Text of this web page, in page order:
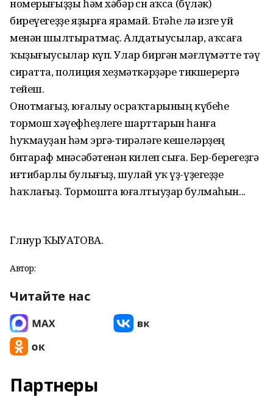
номерығыҙҙы һәм хәбәр өсөн аҡса (бүләк)
биреүегеҙҙе яҙырға ярамай. Бөтәһе лә изге уй
менән шылтыратмаҫ. Алдатыусылар, аҡсаға
ҡыҙығыусылар күп. Улар биргән мәғлүмәтте тәү
сиратта, полиция хеҙмәткәрҙәре тикшерергә
тейеш.
Онотмағыҙ, юғалыу осраҡтарының күбеһе
тормош хәүефһеҙлеге шарттарын һанға
һуҡмауҙан һәм эргә-тирәләге кешеләрҙең
битараф мөнәсәбәтенән килеп сыға. Бер-берегеҙгә
иғтибарлы булығыҙ, шулай уҡ үҙ-үҙегеҙҙе
һаҡлағыҙ. Тормошта юғалтыуҙар булмаһын...
Гөлнур ҠЫУАТОВА.
Автор:
Читайте нас
Партнеры